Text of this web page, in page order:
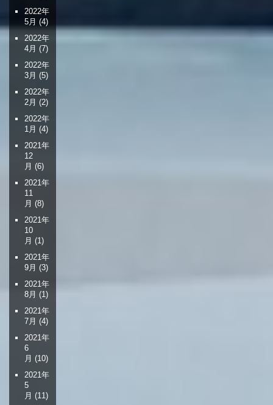
2022年
5月 (4)
2022年
4月 (7)
2022年
3月 (5)
2022年
2月 (2)
2022年
1月 (4)
2021年
12
月 (6)
2021年
11
月 (8)
2021年
10
月 (1)
2021年
9月 (3)
2021年
8月 (1)
2021年
7月 (4)
2021年
6
月 (10)
2021年
5
月 (11)